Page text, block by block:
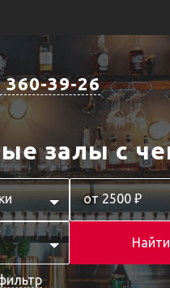
360-39-26
залы с
от 2500 ₽
Найти